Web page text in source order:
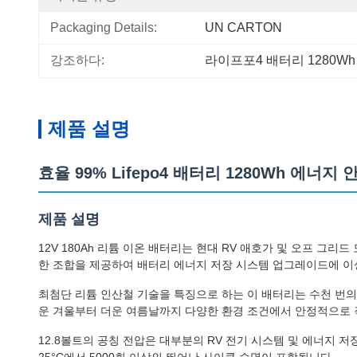
Packaging Details: UN CARTON
강조하다: 라이프포4 배터리
제품 설명
효율 99% Lifepo4 배터리 1280Wh 에너지
제품 설명
12V 180Ah 리튬 이온 배터리는 현대 RV 애호가 및 오프 그리
한 조합을 제공하여 배터리 에너지 저장 시스템 업그레이드에
최첨단 리튬 인산철 기술을 특징으로 하는 이 배터리는 수천 번
운 겨울부터 더운 여름날까지 다양한 환경 조건에서 안정적으로
12.8볼트의 공칭 전압은 대부분의 RV 전기 시스템 및 에너지